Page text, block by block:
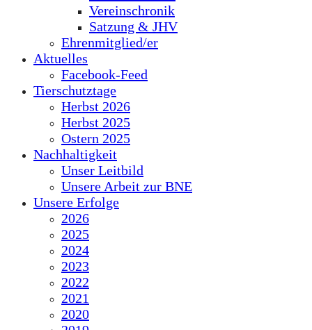
Vereinschronik
Satzung & JHV
Ehrenmitglied/er
Aktuelles
Facebook-Feed
Tierschutztage
Herbst 2026
Herbst 2025
Ostern 2025
Nachhaltigkeit
Unser Leitbild
Unsere Arbeit zur BNE
Unsere Erfolge
2026
2025
2024
2023
2022
2021
2020